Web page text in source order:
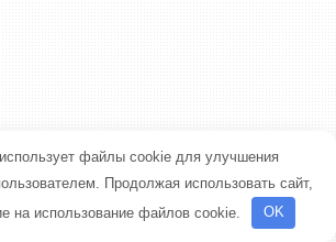
файлы cookie для улучшения
Продолжая использовать сайт,
на использование файлов cookie.
OK